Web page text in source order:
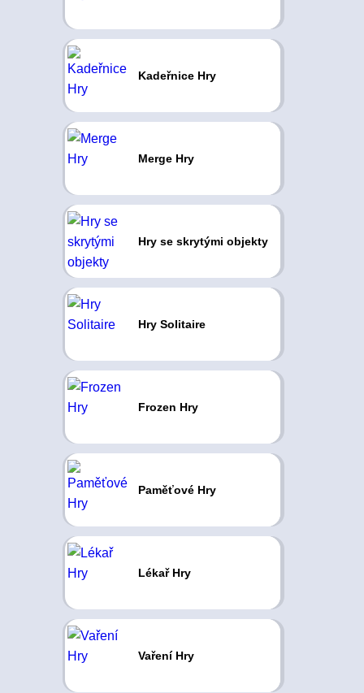
Kadeřnice Hry
Merge Hry
Hry se skrytými objekty
Hry Solitaire
Frozen Hry
Paměťové Hry
Lékař Hry
Vaření Hry